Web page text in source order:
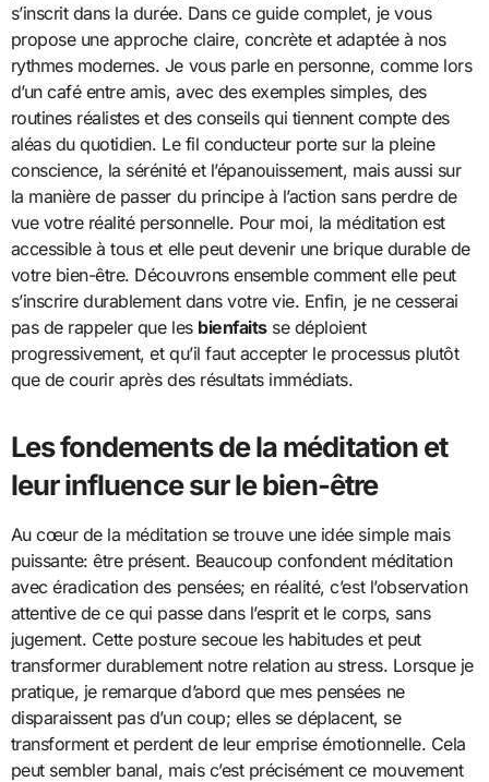
s’inscrit dans la durée. Dans ce guide complet, je vous
propose une approche claire, concrète et adaptée à nos
rythmes modernes. Je vous parle en personne, comme lors
d’un café entre amis, avec des exemples simples, des
routines réalistes et des conseils qui tiennent compte des
aléas du quotidien. Le fil conducteur porte sur la pleine
conscience, la sérénité et l’épanouissement, mais aussi sur
la manière de passer du principe à l’action sans perdre de
vue votre réalité personnelle. Pour moi, la méditation est
accessible à tous et elle peut devenir une brique durable de
votre bien-être. Découvrons ensemble comment elle peut
s’inscrire durablement dans votre vie. Enfin, je ne cesserai
pas de rappeler que les bienfaitsse déploient
progressivement, et qu’il faut accepter le processus plutôt
que de courir après des résultats immédiats.
Les fondements de la méditation et
leur influence sur le bien-être
Au cœur de la méditation se trouve une idée simple mais
puissante: être présent. Beaucoup confondent méditation
avec éradication des pensées; en réalité, c’est l’observation
attentive de ce qui passe dans l’esprit et le corps, sans
jugement. Cette posture secoue les habitudes et peut
transformer durablement notre relation au stress. Lorsque je
pratique, je remarque d’abord que mes pensées ne
disparaissent pas d’un coup; elles se déplacent, se
transforment et perdent de leur emprise émotionnelle. Cela
peut sembler banal, mais c’est précisément ce mouvement